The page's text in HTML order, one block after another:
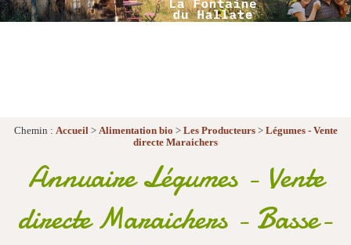
Chemin : Accueil> Alimentation bio > Les Producteurs> Légumes - Vente
directe Maraichers
Annuaire Légumes - Vente
directe Maraichers - Basse-